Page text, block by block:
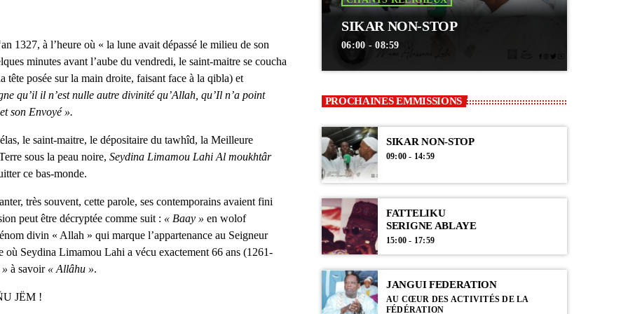
1327, à l’heure où « la lune avait dépassé le milieu de son
minutes avant l’aube du vendredi, le saint-maitre se coucha
posée sur la main droite, faisant face à la qibla) et
qu’il il n’est nulle autre divinité qu’Allah, qu’Il n’a point
son Envoyé ».
le saint-maitre, le dépositaire du tawhîd, la Meilleure
sous la peau noire, Seydina Limamou Lahi Al moukhtâr
ce bas-monde.
très souvent, cette parole, ses contemporains avaient fini
peut être décryptée comme suit : « Baay » en wolof
divin « Allah » qui marque l’appartenance au Seigneur
où Seydina Limamou Lahi a vécu exactement 66 ans (1261-
à savoir « Allâhu ».
JËM !
SIKAR NON-STOP
06:00 - 08:59
PROCHAINES EMMISSIONS
SIKAR NON-STOP
09:00 - 14:59
FATTELIKU
SERIGNE ABLAYE
15:00 - 17:59
JANGUI FEDERATION
AU CŒUR DES ACTIVITÉS DE LA
FÉDÉRATION